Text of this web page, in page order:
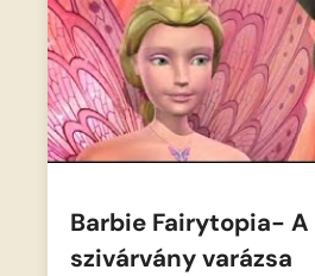
Barbie Fairytopia- A
szivárvány varázsa